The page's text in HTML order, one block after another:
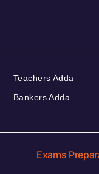
Teachers Adda
Bankers Adda
Exams